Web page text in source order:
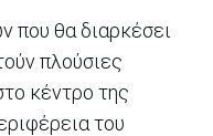
που θα διαρκέσει
πλούσιες
κέντρο της
του